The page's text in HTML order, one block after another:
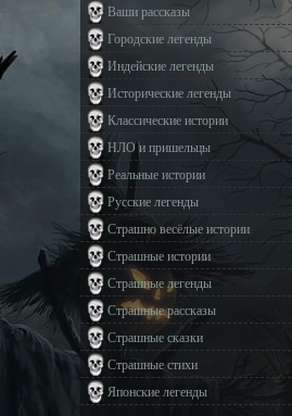
Ваши рассказы
Городские легенды
Индейские легенды
Исторические легенды
Классические истории
НЛО и пришельцы
Реальные истории
Русские легенды
Страшно весёлые истории
Страшные истории
Страшные легенды
Страшные рассказы
Страшные сказки
Страшные стихи
Японские легенды